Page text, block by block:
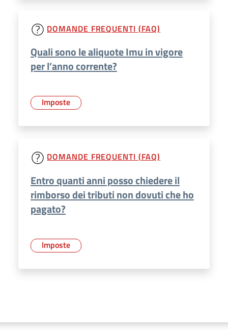
DOMANDE FREQUENTI (FAQ)
Quali sono le aliquote Imu in vigore
per l’anno corrente?
Imposte
DOMANDE FREQUENTI (FAQ)
Entro quanti anni posso chiedere il
rimborso dei tributi non dovuti che ho
pagato?
Imposte